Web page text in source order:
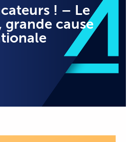
! – Le
cause